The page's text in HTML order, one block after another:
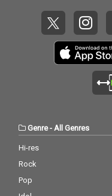
Genre- All Genres
Hi-res
Rock
Pop